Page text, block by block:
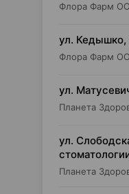
ул. Кедышко,
ул.
ул.